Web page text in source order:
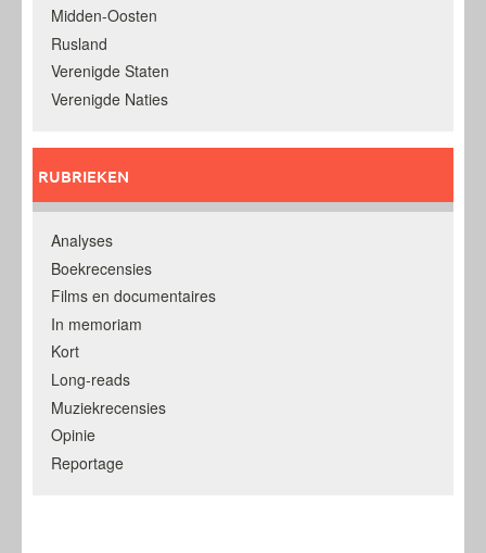
Midden-Oosten
Rusland
Verenigde Staten
Verenigde Naties
RUBRIEKEN
Analyses
Boekrecensies
Films en documentaires
In memoriam
Kort
Long-reads
Muziekrecensies
Opinie
Reportage